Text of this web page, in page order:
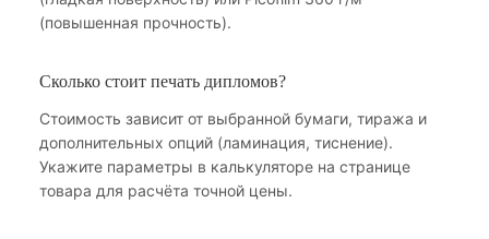
(повышенная прочность).
Сколько стоит печать дипломов?
Стоимость зависит от выбранной бумаги, тиража и
дополнительных опций (ламинация, тиснение).
Укажите параметры в калькуляторе на странице
товара для расчёта точной цены.